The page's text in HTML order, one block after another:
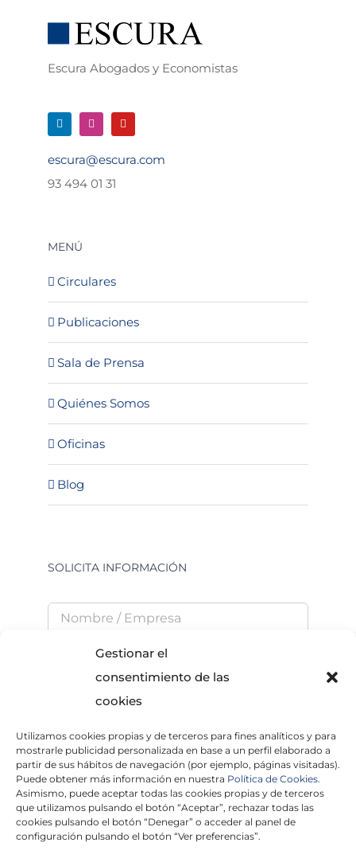
Gestionar el
consentimiento de las
cookies
Utilizamos cookies propias y de terceros para fines analíticos y para
mostrarle publicidad personalizada en base a un perfil elaborado a
partir de sus hábitos de navegación (por ejemplo, páginas visitadas).
Puede obtener más información en nuestra Política de Cookies.
Asimismo, puede aceptar todas las cookies propias y de terceros
que utilizamos pulsando el botón “Aceptar”, rechazar todas las
cookies pulsando el botón “Denegar” o acceder al panel de
configuración pulsando el botón “Ver preferencias”.
Escura Abogados y Economistas
escura@escura.com
93 494 01 31
MENÚ
Circulares
Publicaciones
Sala de Prensa
Quiénes Somos
Oficinas
Blog
SOLICITA INFORMACIÓN
He leído y acepto laPolítica de Privacidad
×